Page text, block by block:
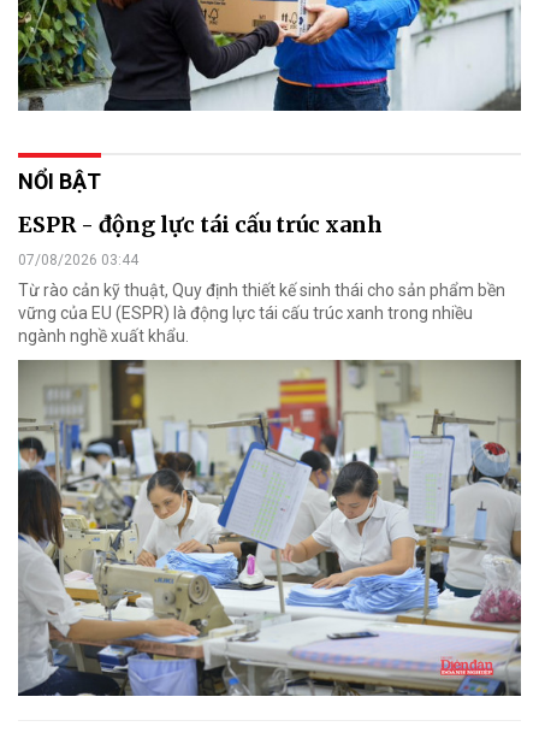
NỔI BẬT
ESPR - động lực tái cấu trúc xanh
07/08/2026 03:44
Từ rào cản kỹ thuật, Quy định thiết kế sinh thái cho sản phẩm bền
vững của EU (ESPR) là động lực tái cấu trúc xanh trong nhiều
ngành nghề xuất khẩu.